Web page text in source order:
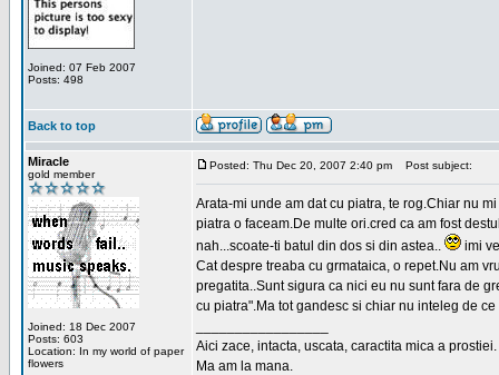
Joined: 07 Feb 2007
Posts: 498
Back to top
Miracle
gold member
Joined: 18 Dec 2007
Posts: 603
Location: In my world of paper
flowers
Posted: Thu Dec 20, 2007 2:40 pm Post subject:
Arata-mi unde am dat cu piatra, te rog.Chiar nu
piatra o faceam.De multe ori.cred ca am fost
nah...scoate-ti batul din dos si din astea..
imi
Cat despre treaba cu grmataica, o repet.Nu am
pregatita..Sunt sigura ca nici eu nu sunt fara de
cu piatra".Ma tot gandesc si chiar nu inteleg de
Aici zace, intacta, uscata, caractita mica a prostiei.
Ma am la mana.